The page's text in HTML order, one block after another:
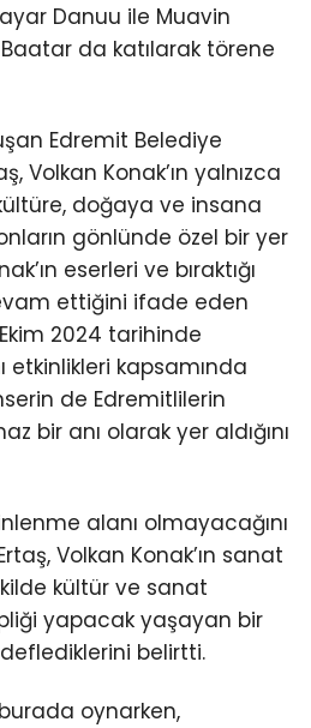
Danuu ile Muavin
da katılarak törene
Edremit Belediye
Volkan Konak’ın yalnızca
doğaya ve insana
gönlünde özel bir yer
eserleri ve bıraktığı
ettiğini ifade eden
2024 tarihinde
etkinlikleri kapsamında
de Edremitlilerin
bir anı olarak yer aldığını
alanı olmayacağını
Volkan Konak’ın sanat
kültür ve sanat
yapacak yaşayan bir
belirtti.
burada oynarken,